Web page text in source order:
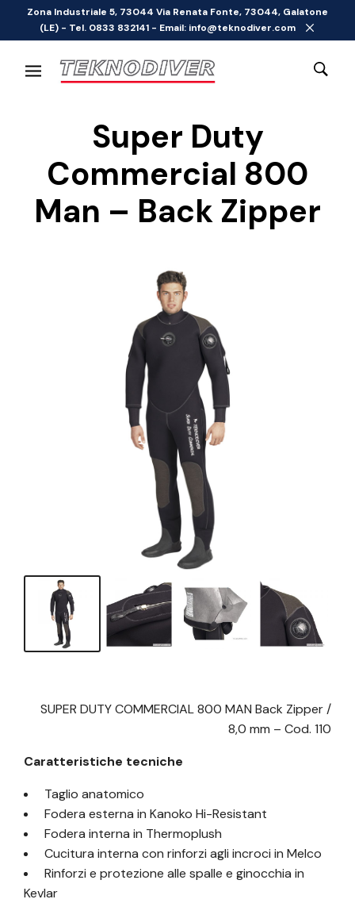
Zona Industriale 5, 73044 Via Renata Fonte, 73044, Galatone
(LE) - Tel. 0833 832141 - Email: info@teknodiver.com
Super Duty
Commercial 800
Man – Back Zipper
SUPER DUTY COMMERCIAL 800 MAN Back Zipper /
8,0 mm – Cod. 110
Caratteristiche tecniche
Taglio anatomico
Fodera esterna in Kanoko Hi-Resistant
Fodera interna in Thermoplush
Cucitura interna con rinforzi agli incroci in Melco
Rinforzi e protezione alle spalle e ginocchia in
Kevlar